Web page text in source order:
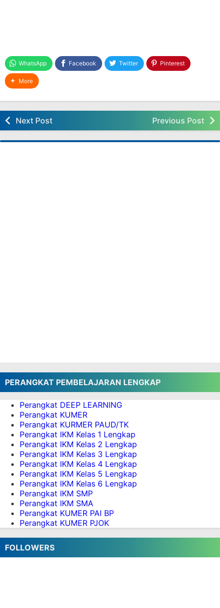
[NOT FOR SALE] Seluk-beluk Membuat Aplikasi
Gratisan
Diijabahinya Do'a Anak Kecil Secara Langsung
Cara Asyik dalam Pembelajaran Musik
Pekematik Guru Pinggiran
WhatsApp Facebook Twitter Pinterest
More
Next Post Previous Post
PERANGKAT PEMBELAJARAN LENGKAP
Perangkat DEEP LEARNING
Perangkat KUMER
Perangkat KURMER PAUD/TK
Perangkat IKM Kelas 1 Lengkap
Perangkat IKM Kelas 2 Lengkap
Perangkat IKM Kelas 3 Lengkap
Perangkat IKM Kelas 4 Lengkap
Perangkat IKM Kelas 5 Lengkap
Perangkat IKM Kelas 6 Lengkap
Perangkat IKM SMP
Perangkat IKM SMA
Perangkat KUMER PAI BP
Perangkat KUMER PJOK
FOLLOWERS